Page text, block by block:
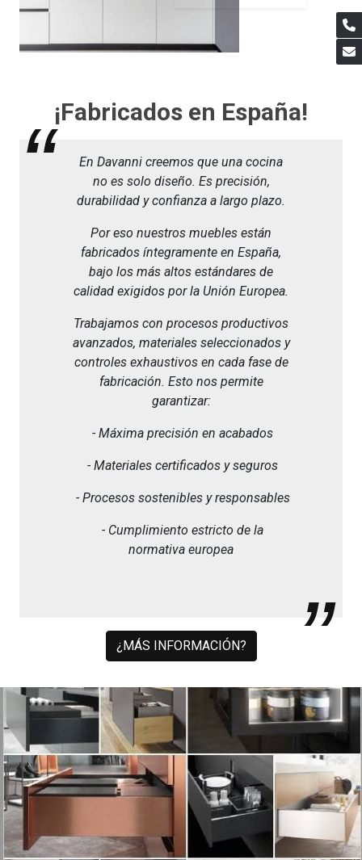
¡Fabricados en España!
En Davanni creemos que una cocina
no es solo diseño. Es precisión,
durabilidad y confianza a largo plazo.
Por eso nuestros muebles están
fabricados íntegramente en España,
bajo los más altos estándares de
calidad exigidos por la Unión Europea.
Trabajamos con procesos productivos
avanzados, materiales seleccionados y
controles exhaustivos en cada fase de
fabricación. Esto nos permite
garantizar:
- Máxima precisión en acabados
- Materiales certificados y seguros
- Procesos sostenibles y responsables
- Cumplimiento estricto de la
normativa europea
¿MÁS INFORMACIÓN?